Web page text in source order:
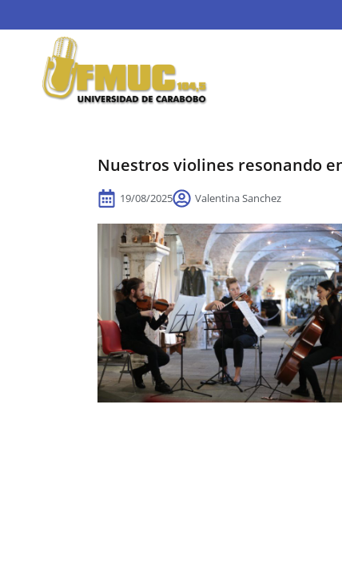
Nuestros violines resonando
19/08/2025 Valentina Sanchez